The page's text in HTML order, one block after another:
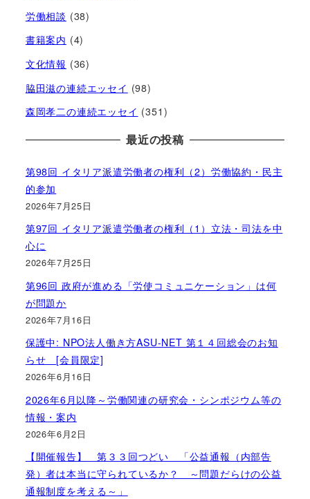
労働相談 (38)
書籍案内 (4)
文化情報 (36)
脇田滋の連続エッセイ (98)
森岡孝二の連続エッセイ (351)
最近の投稿
第98回 イタリア派遣労働者の権利（2）労働協約・民主
的参加
2026年7月25日
第97回 イタリア派遣労働者の権利（1）立法・司法を中
心に
2026年7月25日
第96回 政府が進める「労使コミュニケーション」は何
が問題か
2026年7月16日
保護中: NPO法人働き方ASU-NET 第１４回総会のお知
らせ [会員限定]
2026年6月16日
2026年6月以降～労働関連の研究会・シンポジウム等の
情報・案内
2026年6月2日
【開催報告】 第３３回つどい 「公益通報（内部告
発）者は本当に守られているか？ ～問題だらけの公益
通報制度を考える～」